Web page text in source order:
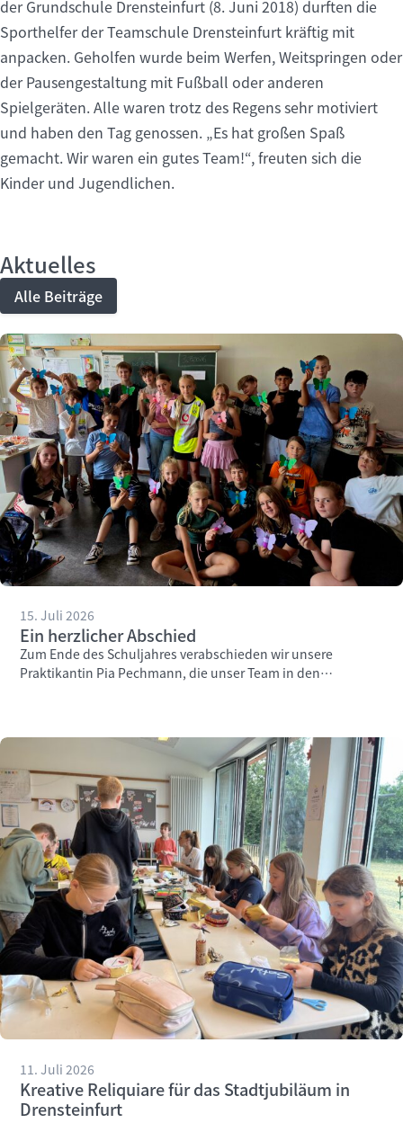
der Grundschule Drensteinfurt (8. Juni 2018) durften die
Sporthelfer der Teamschule Drensteinfurt kräftig mit
anpacken. Geholfen wurde beim Werfen, Weitspringen oder
der Pausengestaltung mit Fußball oder anderen
Spielgeräten. Alle waren trotz des Regens sehr motiviert
und haben den Tag genossen. „Es hat großen Spaß
gemacht. Wir waren ein gutes Team!“, freuten sich die
Kinder und Jugendlichen.
Aktuelles
Alle Beiträge
15. Juli 2026
Ein herzlicher Abschied
Zum Ende des Schuljahres verabschieden wir unsere
Praktikantin Pia Pechmann, die unser Team in den
11. Juli 2026
Kreative Reliquiare für das Stadtjubiläum in
Drensteinfurt